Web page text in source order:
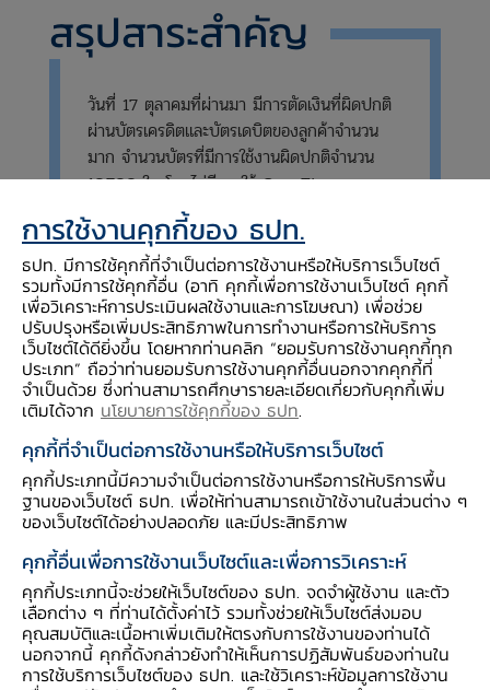
สรุปสาระสำคัญ
วันที่ 17 ตุลาคมที่ผ่านมา มีการตัดเงินที่ผิดปกติ
ผ่านบัตรเครดิตและบัตรเดบิตของลูกค้าจำนวน
มาก จำนวนบัตรที่มีการใช้งานผิดปกติจำนวน
10,700 ใบ โดยไม่มีการใช้ One Time
Password (OTP) ซึ่งเกิดจากการที่มิจฉาชีพสุ่ม
ข้อมูลบัตรและนำไปสวมรอยทำธุรกรรมผ่านร้านค้า
ออนไลน์ต่างประเทศ ที่ไม่มีการใช้ One Time
Password (OTP) ธนาคารแห่งประเทศไทย
(ธปท.) และสมาคมธนาคารไทยได้ร่วมกันกำหนด
มาตรการเพิ่มเติมเพื่อป้องกันและแก้ปัญหา
ตามที่ ธนาคารแห่งประเทศไทย (ธปท.) และ สมาคมธนาคาร
ไทย ได้ชี้แจงกรณีการตัดเงินที่ผิดปกติ ผ่านบัตรเครดิตและ
บัตรเดบิตของลูกค้าจำนวนมาก เมื่อวันที่ 17 ตุลาคม ที่ผ่าน
มา ว่ามิได้เกิดจากการรั่วไหลของข้อมูลจากระบบธนาคาร
โดยสาเหตุสำคัญเกิดจากการที่มิจฉาชีพสุ่มข้อมูลบัตรและนำ
ไปสวมรอยทำธุรกรรมผ่านร้านค้าออนไลน์ต่างประเทศ ที่ไม่มี
การใช้ One Time Password (OTP) โดยตั้งแต่ต้นเดือน
การใช้งานคุกกี้ของ ธปท.
ธปท. มีการใช้คุกกี้ที่จำเป็นต่อการใช้งานหรือให้บริการเว็บไซต์
รวมทั้งมีการใช้คุกกี้อื่น (อาทิ คุกกี้เพื่อการใช้งานเว็บไซต์ คุกกี้
เพื่อวิเคราะห์การประเมินผลใช้งานและการโฆษณา) เพื่อช่วย
ปรับปรุงหรือเพิ่มประสิทธิภาพในการทำงานหรือการให้บริการ
เว็บไซต์ได้ดียิ่งขึ้น โดยหากท่านคลิก “ยอมรับการใช้งานคุกกี้ทุก
ประเภท” ถือว่าท่านยอมรับการใช้งานคุกกี้อื่นนอกจากคุกกี้ที่
จำเป็นด้วย ซึ่งท่านสามารถศึกษารายละเอียดเกี่ยวกับคุกกี้เพิ่ม
เติมได้จาก นโยบายการใช้คุกกี้ของ ธปท.
คุกกี้ที่จำเป็นต่อการใช้งานหรือให้บริการเว็บไซต์
คุกกี้ประเภทนี้มีความจำเป็นต่อการใช้งานหรือการให้บริการพื้น
ฐานของเว็บไซต์ ธปท. เพื่อให้ท่านสามารถเข้าใช้งานในส่วนต่าง ๆ
ของเว็บไซต์ได้อย่างปลอดภัย และมีประสิทธิภาพ
คุกกี้อื่นเพื่อการใช้งานเว็บไซต์และเพื่อการวิเคราะห์
คุกกี้ประเภทนี้จะช่วยให้เว็บไซต์ของ ธปท. จดจำผู้ใช้งาน และตัว
เลือกต่าง ๆ ที่ท่านได้ตั้งค่าไว้ รวมทั้งช่วยให้เว็บไซต์ส่งมอบ
คุณสมบัติและเนื้อหาเพิ่มเติมให้ตรงกับการใช้งานของท่านได้
นอกจากนี้ คุกกี้ดังกล่าวยังทำให้เห็นการปฏิสัมพันธ์ของท่านใน
การใช้บริการเว็บไซต์ของ ธปท. และใช้วิเคราะห์ข้อมูลการใช้งาน